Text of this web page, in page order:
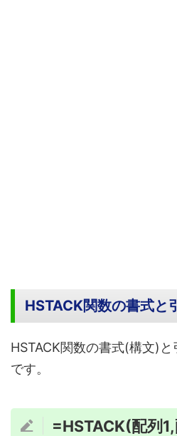
HSTACK関数の書式と
HSTACK関数の書式(構文)
です。
=HSTACK(配列